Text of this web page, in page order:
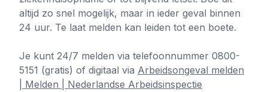
altijd zo snel mogelijk, maar in ieder geval binnen
24 uur. Te laat melden kan leiden tot een boete.
Je kunt 24/7 melden via telefoonnummer 0800-
5151 (gratis) of digitaal via Arbeidsongeval melden
| Melden | Nederlandse Arbeidsinspectie